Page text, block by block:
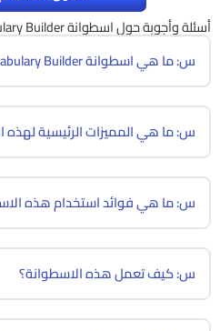
أسئلة وأجوبة حول اسطوانة Japanese Visual Vocabulary Builder
س: ما هي اسطوانة Japanese Visual Vocabulary Builder؟
س: ما هي المميزات الرئيسية لهذه
س: ما هي فوائد استخدام هذه
س: كيف تعمل هذه الاسطوانة؟